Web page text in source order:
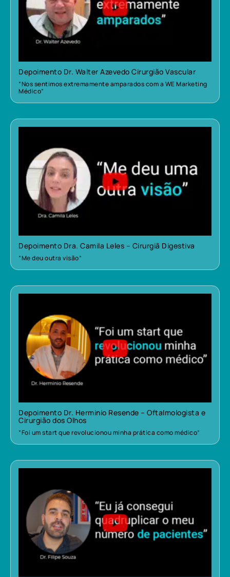
Depoimento Dr. Walter Azevedo Cirurgião Vascular
“Nos sentimos extremamente amparados com a WE Marketing
Médico”
Depoimento Dra. Camila Leles – Cirurgiã Digestiva
“Me deu outra visão”
Depoimento Dr. Herminio Resende – Oftalmologista e
Cirurgião dos Olhos
“Foi um start que revolucionou minha prática como médico”